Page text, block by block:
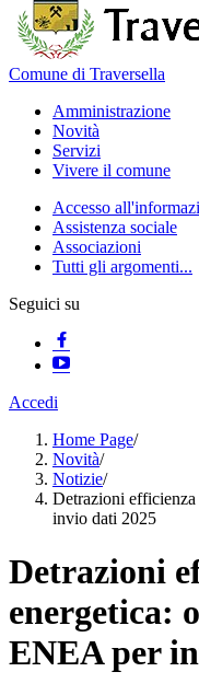
Comune di Traversella
Amministrazione
Novità
Servizi
Vivere il comune
Accesso
Assistenza sociale
Associazioni
Tutti gli argomenti...
Seguici su
Accedi
Home Page/
Novità/
Notizie/
Detrazioni
invio dati 2025
Detrazioni
energetica:
ENEA per